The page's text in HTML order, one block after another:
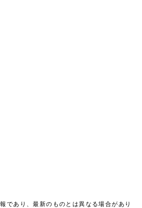
であり、最新のものとは異なる場合があり